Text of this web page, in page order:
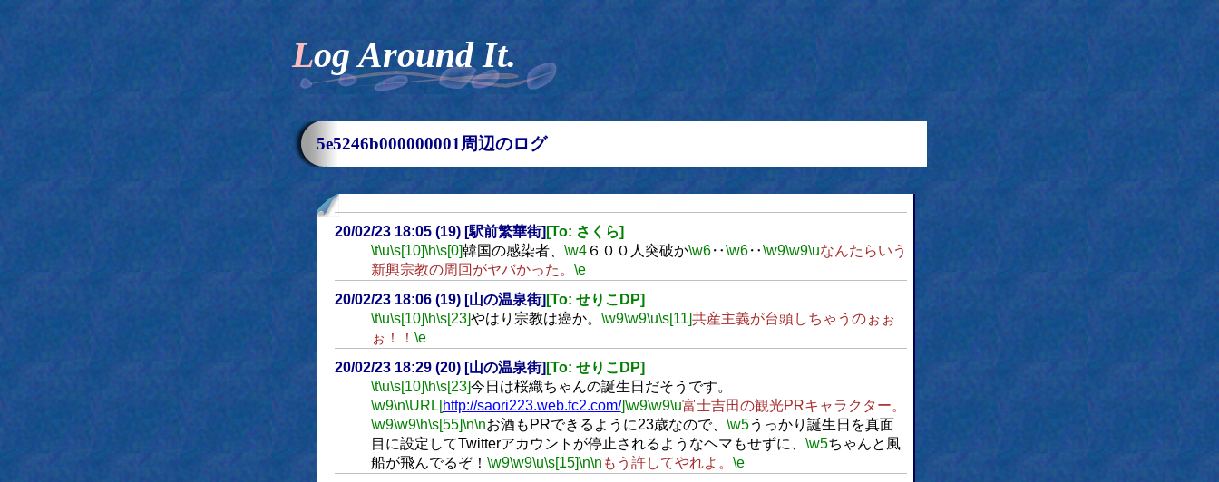
Log Around It.
5e5246b000000001周辺のログ
20/02/23 18:05 (19) [駅前繁華街] [To: さくら]
\t\u\s[10]\h\s[0]韓国の感染者、 \w4６００人突破か\w6‥\w6‥\w9\w9\uなんたらいう
新興宗教の周回がヤバかった。 \e
20/02/23 18:06 (19) [山の温泉街] [To: せりこDP]
\t\u\s[10]\h\s[23]やはり宗教は癌か。 \w9\w9\u\s[11]共産主義が台頭しちゃうのぉぉ
ぉ！！ \e
20/02/23 18:29 (20) [山の温泉街] [To: せりこDP]
\t\u\s[10]\h\s[23]今日は桜織ちゃんの誕生日だそうです。
\w9\n\URL[http://saori223.web.fc2.com/]\w9\w9\u富士吉田の観光PRキャラクター。
\w9\w9\h\s[55]\n\nお酒もPRできるように23歳なので、 \w5うっかり誕生日を真面
目に設定してTwitterアカウントが停止されるようなヘマもせずに、 \w5ちゃんと風
船が飛んでるぞ！ \w9\w9\u\s[15]\n\n もう許してやれよ。 \e